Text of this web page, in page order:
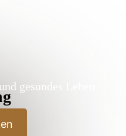
gesundes Leben